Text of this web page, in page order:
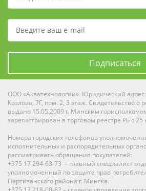
Подписаться
ООО «Акватехнологии». Юридический
Козлова, 7Г, пом. 2, 3 этаж. Свидетельство о
выдано 15.05.2009 г. Минским
зарегистрирован в торговом реестре РБ с 25
Номера городских телефонов
исполнительных и распорядительных
рассматривать обращения покупателей:
+375 17 294-63-73 – главный специалист
уполномоченный по защите прав
Партизанского района г. Минска.